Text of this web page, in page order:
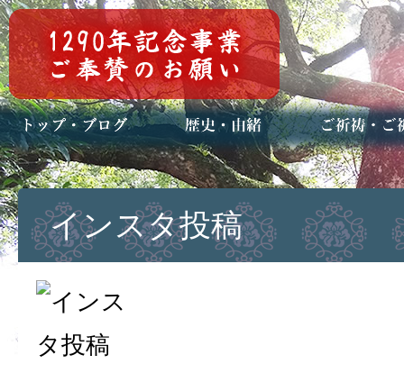
トップページ
ブログ(日々八百万)
お知らせ一覧 歴史・ご祭神
年中行事
メディア掲載 ご祈祷・ご祈
安産祈願
初宮参り
七五三詣
長寿のお祝い
神前結婚式
厄祓い・方位
車のお祓い
地鎮祭
神葬祭（神式
インスタ投稿